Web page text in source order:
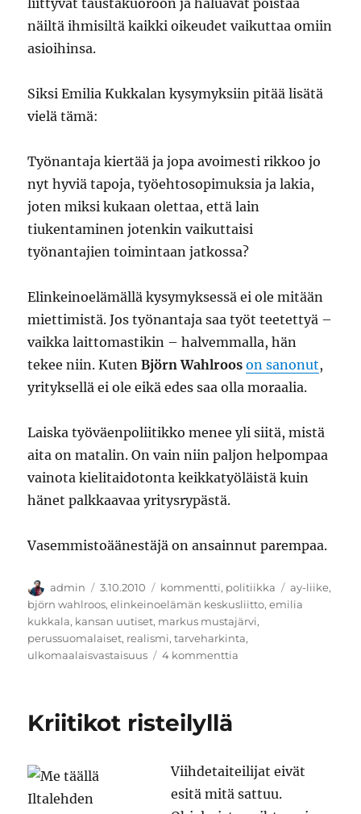
liittyvät taustakuoroon ja haluavat poistaa
näiltä ihmisiltä kaikki oikeudet vaikuttaa omiin
asioihinsa.
Siksi Emilia Kukkalan kysymyksiin pitää lisätä
vielä tämä:
Työnantaja kiertää ja jopa avoimesti rikkoo jo
nyt hyviä tapoja, työehtosopimuksia ja lakia,
joten miksi kukaan olettaa, että lain
tiukentaminen jotenkin vaikuttaisi
työnantajien toimintaan jatkossa?
Elinkeinoelämällä kysymyksessä ei ole mitään
miettimistä. Jos työnantaja saa työt teetettyä –
vaikka laittomastikin – halvemmalla, hän
tekee niin. KutenBjörn Wahlroos on sanonut,
yrityksellä ei ole eikä edes saa olla moraalia.
Laiska työväenpoliitikko menee yli siitä, mistä
aita on matalin. On vain niin paljon helpompaa
vainota kielitaidotonta keikkatyöläistä kuin
hänet palkkaavaa yritysrypästä.
Vasemmistoäänestäjä on ansainnut parempaa.
Kirjoittaja
admin Julkaistu
3.10.2010 Kategoriat
kommentti, politiikka Avainsanat
ay-liike,
björn wahlroos,elinkeinoelämän keskusliitto,emilia
kukkala, kansan uutiset, markus mustajärvi,
perussuomalaiset, realismi,tarveharkinta,
ulkomaalaisvastaisuus
4 kommenttia
Kriitikot risteilyllä
Viihdetaiteilijat eivät
esitä mitä sattuu.